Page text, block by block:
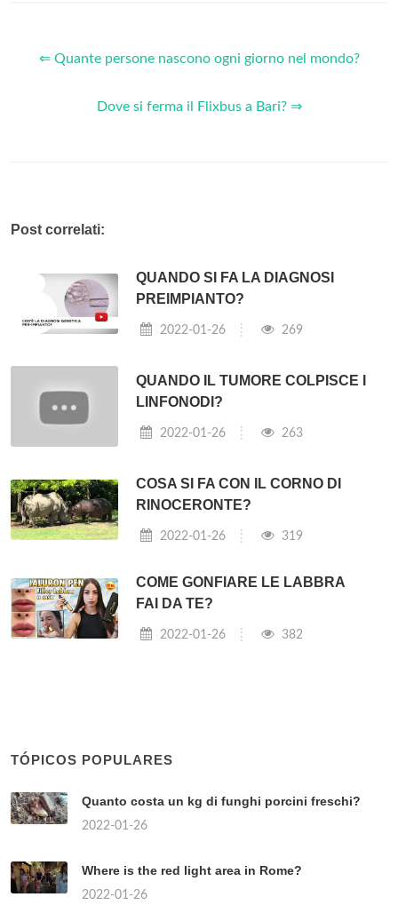
⇐ Quante persone nascono ogni giorno nel mondo?
Dove si ferma il Flixbus a Bari? ⇒
Post correlati:
QUANDO SI FA LA DIAGNOSI
PREIMPIANTO?
2022-01-26 269
QUANDO IL TUMORE COLPISCE I
LINFONODI?
2022-01-26 263
COSA SI FA CON IL CORNO DI
RINOCERONTE?
2022-01-26 319
COME GONFIARE LE LABBRA
FAI DA TE?
2022-01-26 382
TÓPICOS POPULARES
Quanto costa un kg di funghi porcini freschi?
2022-01-26
Where is the red light area in Rome?
2022-01-26